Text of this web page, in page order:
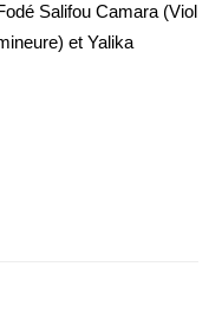
Salifou Camara (Viol
et Yalika